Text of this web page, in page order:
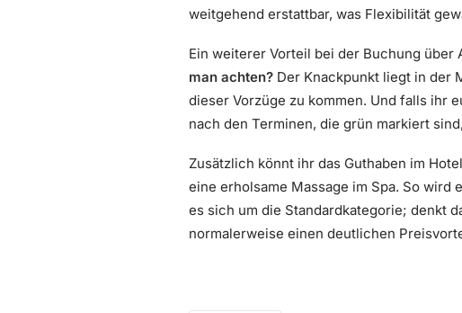
weitgehend erstattbar, was Flexibilität
Ein weiterer Vorteil bei der Buchung über
man achten? Der Knackpunkt liegt in der
dieser Vorzüge zu kommen. Und falls ihr
nach den Terminen, die grün markiert
Zusätzlich könnt ihr das Guthaben im
eine erholsame Massage im Spa. So wird
es sich um die Standardkategorie; denkt
normalerweise einen deutlichen